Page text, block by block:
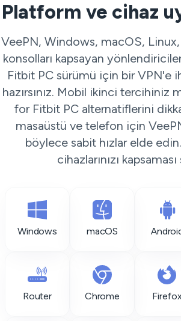
Platform ve cihaz
VeePN, Windows, macOS,
konsolları kapsayan
Fitbit PC sürümü için bir VPN'e
hazırsınız. Mobil ikinci tercihiniz
for Fitbit PC alternatiflerini
masaüstü ve telefon için
böylece sabit hızlar elde
cihazlarınızı
Windows macOS
Router Chrome